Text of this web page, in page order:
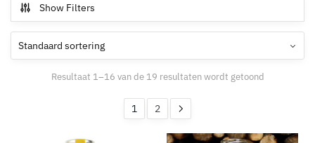
Show Filters
Resultaat 1–16 van de 19 resultaten wordt getoond
1 2